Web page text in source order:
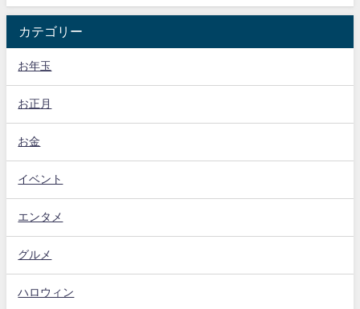
カテゴリー
お年玉
お正月
お金
イベント
エンタメ
グルメ
ハロウィン